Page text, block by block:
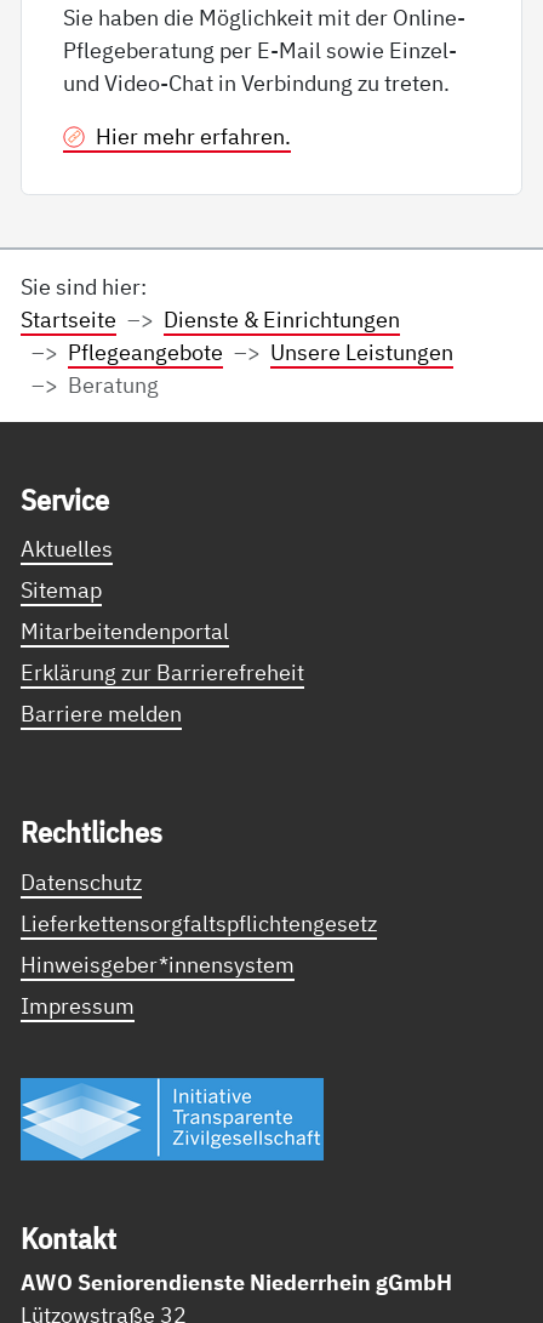
Sie haben die Möglichkeit mit der Online-
Pflegeberatung per E-Mail sowie Einzel-
und Video-Chat in Verbindung zu treten.
Hier mehr erfahren.
Sie sind hier:
Startseite
Dienste & Einrichtungen
Pflegeangebote
Unsere Leistungen
Beratung
Ser­vice
Aktuelles
Sitemap
Mitarbeitendenportal
Erklärung zur Barrierefreheit
Barriere melden
Recht­li­ches
Datenschutz
Lieferkettensorgfaltspflichtengesetz
Hinweisgeber*innensystem
Impressum
Kon­takt
AWO Seniorendienste Niederrhein gGmbH
Lützowstraße 32